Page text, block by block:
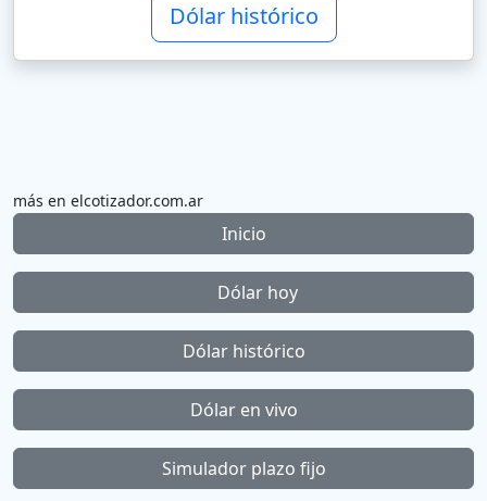
Dólar histórico
más en elcotizador.com.ar
Inicio
Dólar hoy
Dólar histórico
Dólar en vivo
Simulador plazo fijo